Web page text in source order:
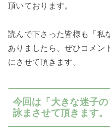
頂いております。
読んで下さった皆様も「私
ありましたら、ぜひコメン
にさせて頂きます。
今回は「大きな迷子
詠まさせて頂きます。